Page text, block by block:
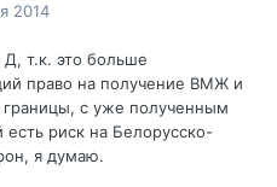
2014
т.к. это больше
право на получение ВМЖ и
границы, с уже полученным
риск на Белорусско-
я думаю.